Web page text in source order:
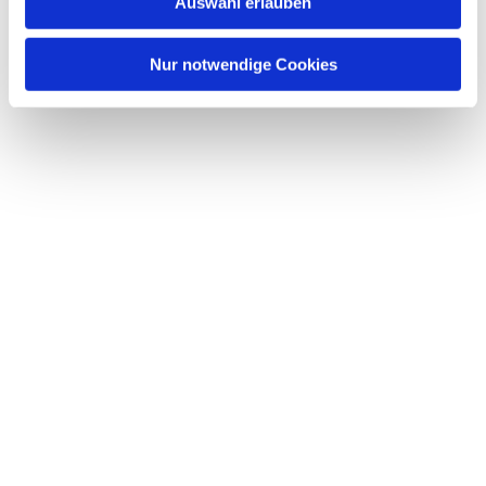
Nur notwendige Cookies